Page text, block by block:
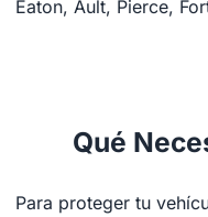
Eaton, Ault, Pierce,
Qué
Para proteger tu